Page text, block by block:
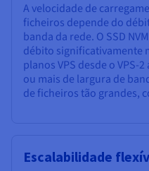
A velocidade de
ficheiros depende do
banda da rede. O SSD
débito significativamente
planos VPS desde o VPS-
ou mais de largura de
de ficheiros tão grandes,
Escalabilidade